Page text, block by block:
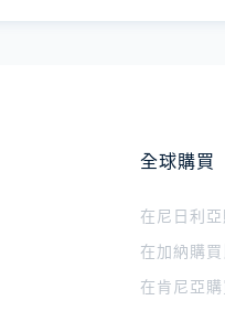
全球購買
在尼日利
在加納購
在肯尼亞